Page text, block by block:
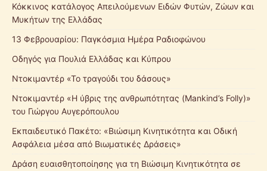
Κόκκινος κατάλογος Απειλούμενων Ειδών Φυτών, Ζώων και
Μυκήτων της Ελλάδας
13 Φεβρουαρίου: Παγκόσμια Ημέρα Ραδιοφώνου
Οδηγός για Πουλιά Ελλάδας και Κύπρου
Ντοκιμαντέρ «Το τραγούδι του δάσους»
Ντοκιμαντέρ «Η ύβρις της ανθρωπότητας (Mankind’s Folly)»
του Γιώργου Αυγερόπουλου
Εκπαιδευτικό Πακέτο: «Βιώσιμη Κινητικότητα και Οδική
Ασφάλεια μέσα από Βιωματικές Δράσεις»
Δράση ευαισθητοποίησης για τη Βιώσιμη Κινητικότητα σε